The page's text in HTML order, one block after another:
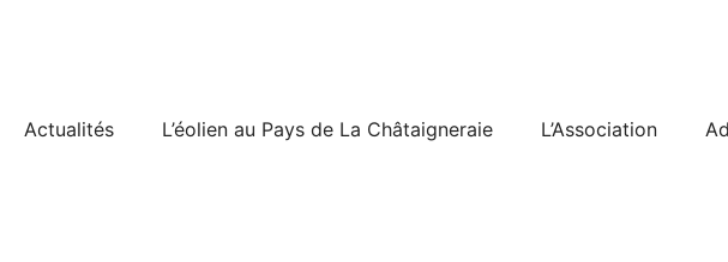
Actualités L’éolien au Pays de La Châtaigneraie L’Association